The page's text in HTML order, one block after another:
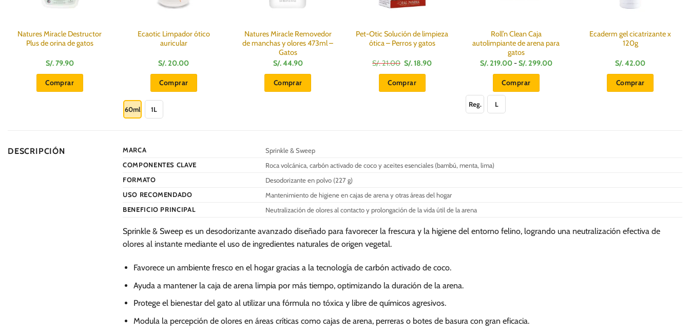
Natures Miracle Destructor
Plus de orina de gatos
S/.79.90
Comprar
Ecaotic Limpador ótico
auricular
S/.20.00
Comprar
opciones
pueden
en
página
de
60ml 1L
Natures Miracle Removedor
de manchas y olores 473ml –
Gatos
S/.44.90
Comprar
Pet-Otic Solución de limpieza
ótica – Perros y gatos
S/.21.00 El
precio
original
era:
S/.
S/.18.90El
Comprar
Roll’n Clean Caja
autolimpiante de arena para
gatos
S/.219.00-S/.299.00Rango
Comprar
página
Reg. L
Ecaderm gel cicatrizante x
120g
S/.42.00
Comprar
DESCRIPCIÓN MARCA
Sprinkle & Sweep
COMPONENTES CLAVE
Roca volcánica, carbón activado de coco y aceites esenciales (bambú, menta, lima)
FORMATO
Desodorizante en polvo (227 g)
USO RECOMENDADO
Mantenimiento de higiene en cajas de arena y otras áreas del hogar
BENEFICIO PRINCIPAL
Neutralización de olores al contacto y prolongación de la vida útil de la arena
Sprinkle & Sweep es un desodorizante avanzado diseñado para favorecer la frescura y la higiene del entorno felino, logrando una neutralización efectiva de
olores al instante mediante el uso de ingredientes naturales de origen vegetal.
Favorece un ambiente fresco en el hogar gracias a la tecnología de carbón activado de coco.
Ayuda a mantener la caja de arena limpia por más tiempo, optimizando la duración de la arena.
Protege el bienestar del gato al utilizar una fórmula no tóxica y libre de químicos agresivos.
Modula la percepción de olores en áreas críticas como cajas de arena, perreras o botes de basura con gran eficacia.